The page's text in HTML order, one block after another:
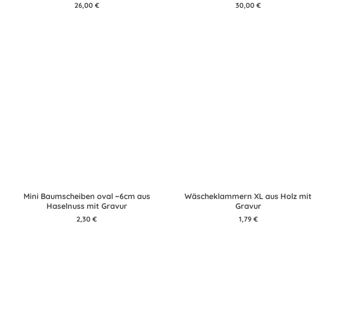
26,00 € 30,00 €
Mini Baumscheiben oval ~6cm aus
Haselnuss mit Gravur
2,30 €
Wäscheklammern XL aus Holz mit
Gravur
1,79 €